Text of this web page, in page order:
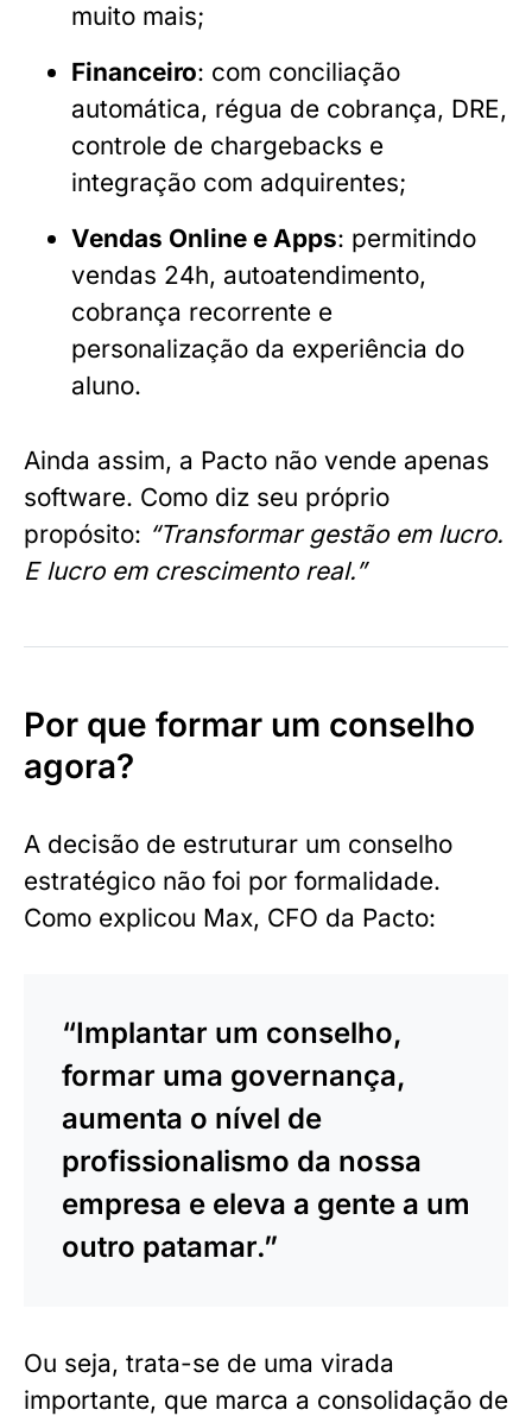
muito mais;
Financeiro: com conciliação
automática, régua de cobrança, DRE,
controle de chargebacks e
integração com adquirentes;
Vendas Online e Apps: permitindo
vendas 24h, autoatendimento,
cobrança recorrente e
personalização da experiência do
aluno.
Ainda assim, a Pacto não vende apenas
software. Como diz seu próprio
propósito: “Transformar gestão em lucro.
E lucro em crescimento real.”
Por que formar um conselho
agora?
A decisão de estruturar um conselho
estratégico não foi por formalidade.
Como explicou Max, CFO da Pacto:
“Implantar um conselho,
formar uma governança,
aumenta o nível de
profissionalismo da nossa
empresa e eleva a gente a um
outro patamar.”
Ou seja, trata-se de uma virada
importante, que marca a consolidação de